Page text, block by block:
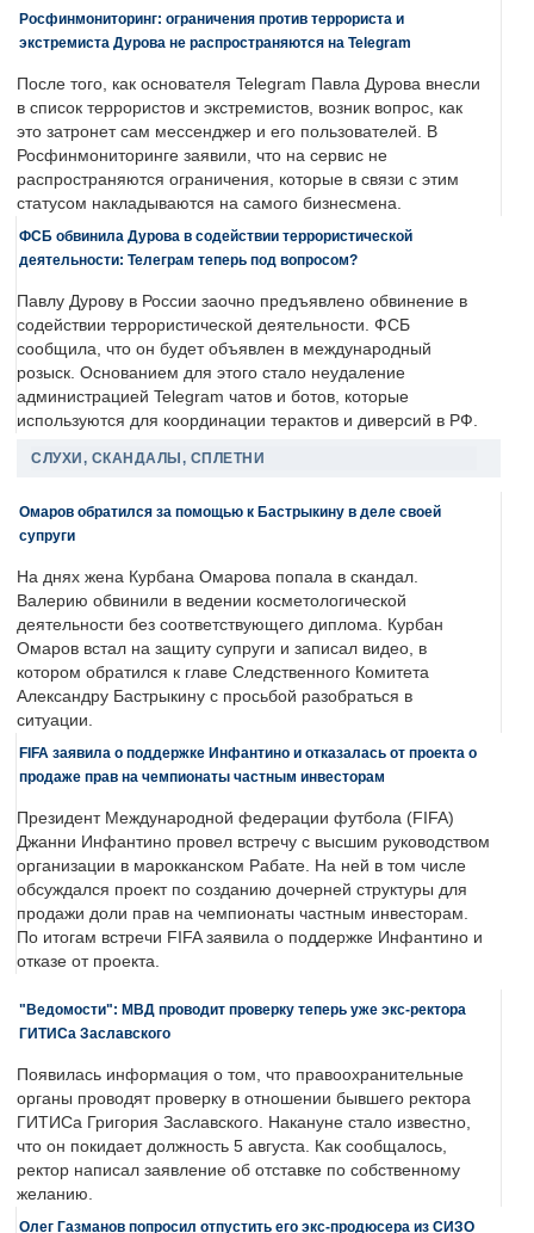
Росфинмониторинг: ограничения против террориста и
экстремиста Дурова не распространяются на Telegram
После того, как основателя Telegram Павла Дурова внесли
в список террористов и экстремистов, возник вопрос, как
это затронет сам мессенджер и его пользователей. В
Росфинмониторинге заявили, что на сервис не
распространяются ограничения, которые в связи с этим
статусом накладываются на самого бизнесмена.
ФСБ обвинила Дурова в содействии террористической
деятельности: Телеграм теперь под вопросом?
Павлу Дурову в России заочно предъявлено обвинение в
содействии террористической деятельности. ФСБ
сообщила, что он будет объявлен в международный
розыск. Основанием для этого стало неудаление
администрацией Telegram чатов и ботов, которые
используются для координации терактов и диверсий в РФ.
СЛУХИ, СКАНДАЛЫ, СПЛЕТНИ
Омаров обратился за помощью к Бастрыкину в деле своей
супруги
На днях жена Курбана Омарова попала в скандал.
Валерию обвинили в ведении косметологической
деятельности без соответствующего диплома. Курбан
Омаров встал на защиту супруги и записал видео, в
котором обратился к главе Следственного Комитета
Александру Бастрыкину с просьбой разобраться в
ситуации.
FIFA заявила о поддержке Инфантино и отказалась от проекта о
продаже прав на чемпионаты частным инвесторам
Президент Международной федерации футбола (FIFA)
Джанни Инфантино провел встречу с высшим руководством
организации в марокканском Рабате. На ней в том числе
обсуждался проект по созданию дочерней структуры для
продажи доли прав на чемпионаты частным инвесторам.
По итогам встречи FIFA заявила о поддержке Инфантино и
отказе от проекта.
"Ведомости": МВД проводит проверку теперь уже экс-ректора
ГИТИСа Заславского
Появилась информация о том, что правоохранительные
органы проводят проверку в отношении бывшего ректора
ГИТИСа Григория Заславского. Накануне стало известно,
что он покидает должность 5 августа. Как сообщалось,
ректор написал заявление об отставке по собственному
желанию.
Олег Газманов попросил отпустить его экс-продюсера из СИЗО